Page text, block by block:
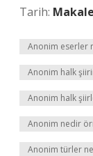
Tarih:
Anonim eserler
Anonim halk
Anonim halk
Anonim nedir
Anonim türler